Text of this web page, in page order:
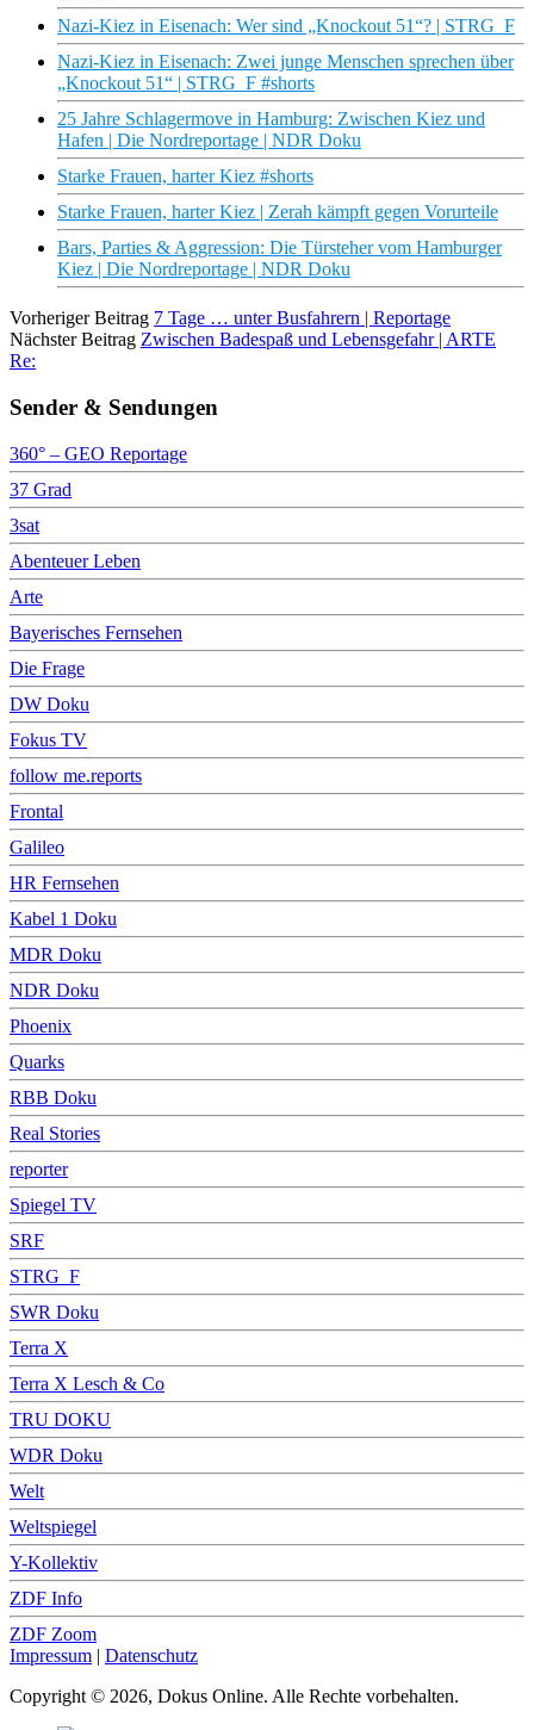
Nazi-Kiez in Eisenach: Wer sind „Knockout 51“? | STRG_F
Nazi-Kiez in Eisenach: Zwei junge Menschen sprechen über
„Knockout 51“ | STRG_F #shorts
25 Jahre Schlagermove in Hamburg: Zwischen Kiez und
Hafen | Die Nordreportage | NDR Doku
Starke Frauen, harter Kiez #shorts
Starke Frauen, harter Kiez | Zerah kämpft gegen Vorurteile
Bars, Parties & Aggression: Die Türsteher vom Hamburger
Kiez | Die Nordreportage | NDR Doku
Vorheriger Beitrag 7 Tage … unter Busfahrern | Reportage
Nächster Beitrag Zwischen Badespaß und Lebensgefahr | ARTE
Re:
Sender & Sendungen
360° – GEO Reportage
37 Grad
3sat
Abenteuer Leben
Arte
Bayerisches Fernsehen
Die Frage
DW Doku
Fokus TV
follow me.reports
Frontal
Galileo
HR Fernsehen
Kabel 1 Doku
MDR Doku
NDR Doku
Phoenix
Quarks
RBB Doku
Real Stories
reporter
Spiegel TV
SRF
STRG_F
SWR Doku
Terra X
Terra X Lesch & Co
TRU DOKU
WDR Doku
Welt
Weltspiegel
Y-Kollektiv
ZDF Info
ZDF Zoom
Impressum | Datenschutz
Copyright © 2026, Dokus Online. Alle Rechte vorbehalten.